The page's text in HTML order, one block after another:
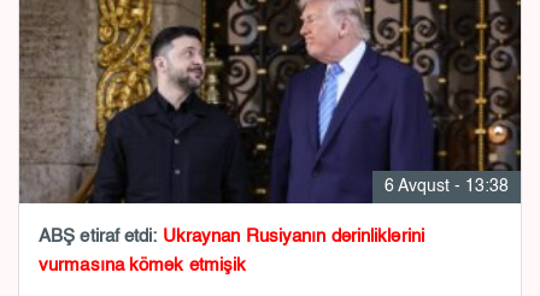
6 Avqust - 13:38
ABŞ etiraf etdi: Ukraynan Rusiyanın dərinliklərini
vurmasına kömək etmişik